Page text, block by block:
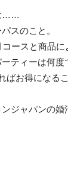
……
スのこと。
ースと商品に
ティーは何
ばお得になるこ
ジャパンの